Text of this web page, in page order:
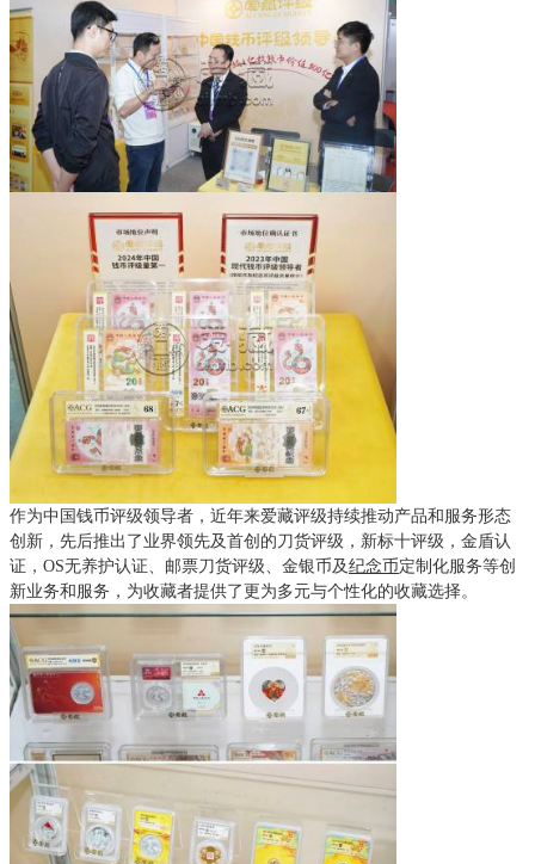
作为中国钱币评级领导者，近年来爱藏评级持续推动产品和服务形态
创新，先后推出了业界领先及首创的刀货评级，新标十评级，金盾认
证，OS无养护认证、邮票刀货评级、金银币及纪念币定制化服务等创
新业务和服务，为收藏者提供了更为多元与个性化的收藏选择。